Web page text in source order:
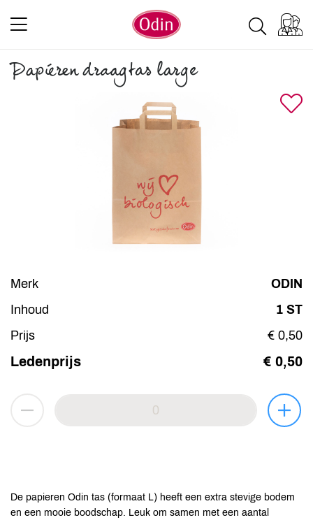
Papieren draagtas large
Merk
ODIN
Inhoud
1 ST
Prijs
€ 0,50
Ledenprijs € 0,50
De papieren Odin tas (formaat L) heeft een extra stevige bodem
en een mooie boodschap. Leuk om samen met een aantal